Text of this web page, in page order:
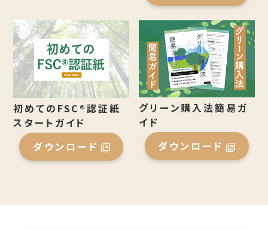
初めてのFSC®認証紙
スタートガイド
ダウンロード
グリーン購入法簡易ガ
イド
ダウンロード